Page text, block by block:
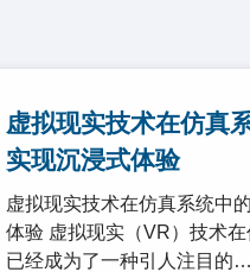
虚拟现实技术在仿真
实现沉浸式体验
虚拟现实技术在仿真系统中
体验 虚拟现实（VR）技术
已经成为了一种引人注目的…